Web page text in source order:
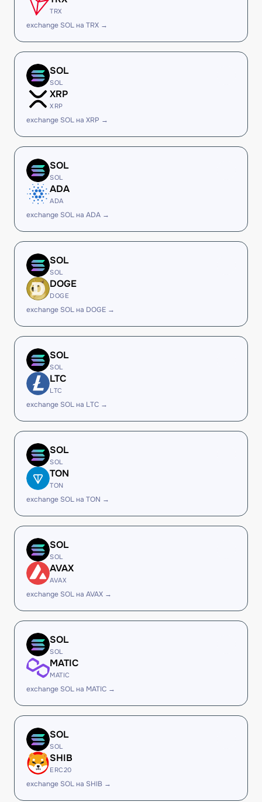
TRX
exchange SOL на TRX →
SOL
SOL
XRP
XRP
exchange SOL на XRP →
SOL
SOL
ADA
ADA
exchange SOL на ADA →
SOL
SOL
DOGE
DOGE
exchange SOL на DOGE →
SOL
SOL
LTC
LTC
exchange SOL на LTC →
SOL
SOL
TON
TON
exchange SOL на TON →
SOL
SOL
AVAX
AVAX
exchange SOL на AVAX →
SOL
SOL
MATIC
MATIC
exchange SOL на MATIC →
SOL
SOL
SHIB
ERC20
exchange SOL на SHIB →